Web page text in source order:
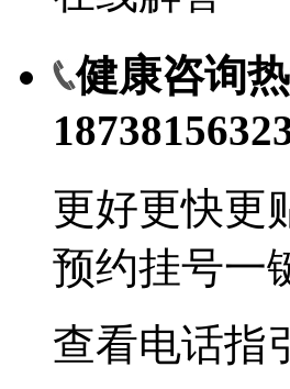
健康咨询
更好更快更
预约挂号一
查看电话指引